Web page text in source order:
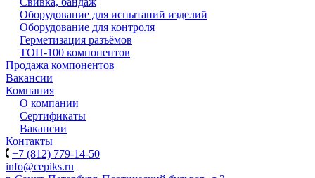
Оборудование для испытаний изделий
Оборудование для контроля
Герметизация разъёмов
ТОП-100 компонентов
Продажа компонентов
Вакансии
Компания
О компании
Сертификаты
Вакансии
Контакты
+7 (812) 779-14-50
info@cepiks.ru